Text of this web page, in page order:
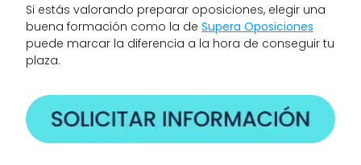
Si estás valorando preparar oposiciones, elegir una
buena formación como la de Supera Oposiciones
puede marcar la diferencia a la hora de conseguir tu
plaza.